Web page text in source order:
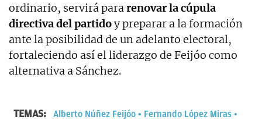
ordinario, servirá pararenovar la cúpula
directiva del partidoy preparar a la formación
ante la posibilidad de un adelanto electoral,
fortaleciendo así el liderazgo de Feijóo como
alternativa a Sánchez.
TEMAS: Alberto Núñez Feijóo
Fernando López Miras